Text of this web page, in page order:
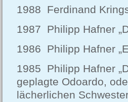
1988 Ferdinand
1987 Philipp Hafner
1986 Philipp Hafner
1985 Philipp Hafner
geplagte Odoardo,
lächerlichen